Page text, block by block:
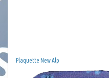
Plaquette New Alp